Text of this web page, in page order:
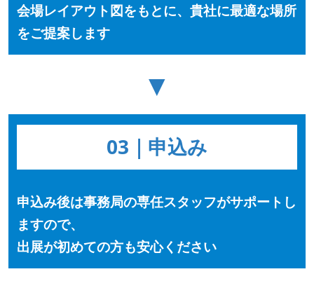
会場レイアウト図をもとに、貴社に最適な場所
をご提案します
▼
03｜申込み
申込み後は事務局の専任スタッフがサポートし
ますので、
出展が初めての方も安心ください